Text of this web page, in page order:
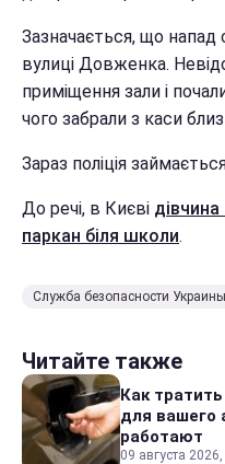
Зазначається, що напад
вулиці Довженка.
приміщення зали і
чого забрали з каси
Зараз поліція
До речі, в Києві
паркан біля школи.
Служба безопасности Украины
Читайте также
Как
для вашего
работают
09 августа